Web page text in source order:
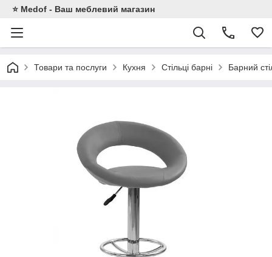
⭐ Medof - Ваш меблевий магазин
Товари та послуги Кухня Стільці барні Барний